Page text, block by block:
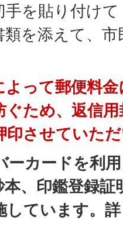
手を貼り付け
を添えて、
よって郵便料
ため、返信
印させていた
ーカードを利
本、印鑑登録
しています。